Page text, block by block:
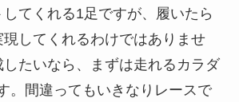
てくれる1足ですが、履いたら
してくれるわけではありませ
たいなら、まずは走れるカラダ
。間違ってもいきなりレースで